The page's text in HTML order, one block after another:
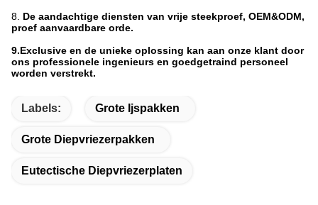
8. De aandachtige diensten van vrije steekproef, OEM&ODM,
proef aanvaardbare orde.
9.Exclusive en de unieke oplossing kan aan onze klant door
ons professionele ingenieurs en goedgetraind personeel
worden verstrekt.
Labels: Grote Ijspakken
Grote Diepvriezerpakken
Eutectische Diepvriezerplaten